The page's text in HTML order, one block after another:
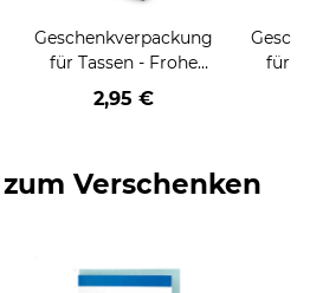
Geschenkverpackung
für Tassen - Frohe
Weihnachten - HO
HO HO - schwarz
2,95 €
für
Verschenken